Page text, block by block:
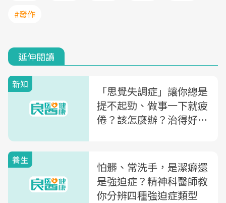
#發作
延伸閱讀
新知
「思覺失調症」讓你總是
提不起勁、做事一下就疲
倦？該怎麼辦？治得好
養生
怕髒、常洗手，是潔癖還
是強迫症？精神科醫師教
你分辨四種強迫症類型